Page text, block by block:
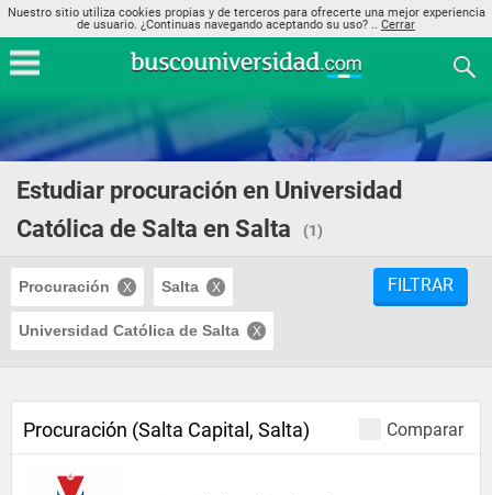
Nuestro sitio utiliza cookies propias y de terceros para ofrecerte una mejor experiencia
de usuario. ¿Continuas navegando aceptando su uso? .. Cerrar
Estudiar procuración en Universidad
Católica de Salta en Salta
(1)
Procuración Salta
Universidad Católica de Salta
FILTRAR
Comparar
Procuración (Salta Capital, Salta)